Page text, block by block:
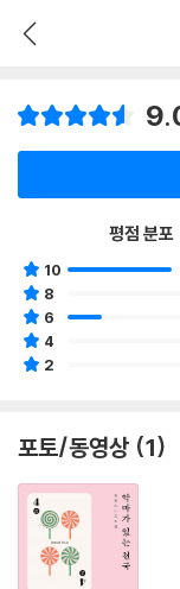
평점 분포
10
8
6
4
2
포토/동영상 (1)